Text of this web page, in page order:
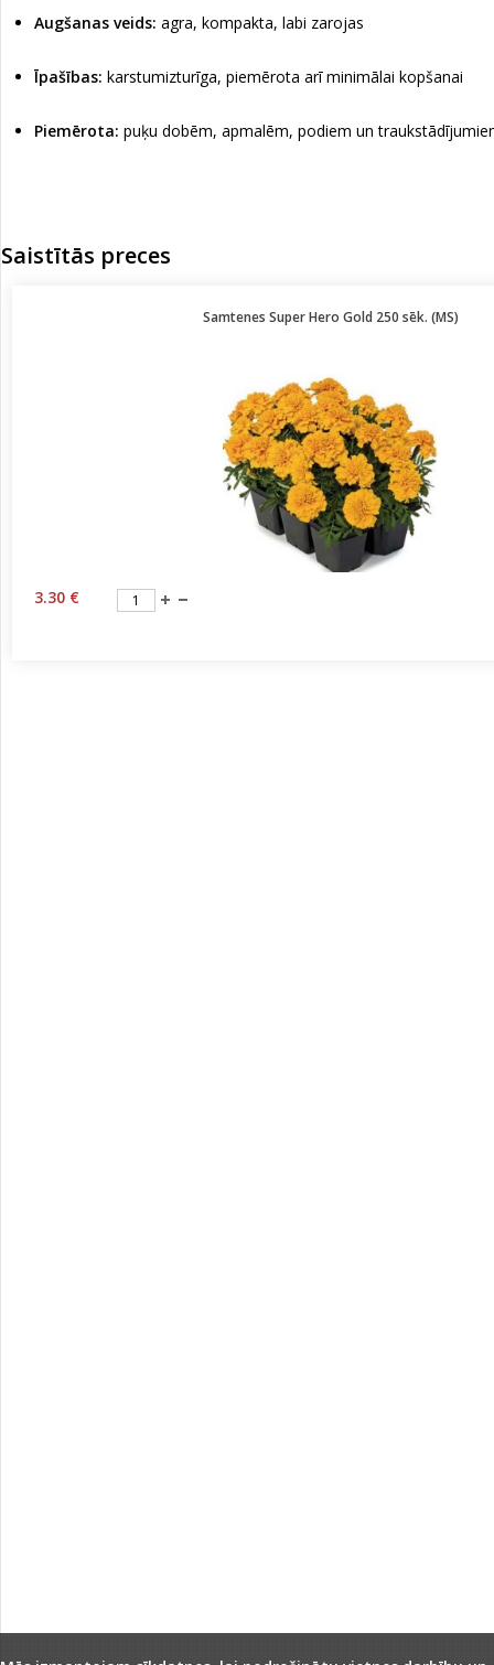
Augšanas veids: agra, kompakta, labi zarojas
Īpašības: karstumizturīga, piemērota arī minimālai kopšanai
Piemērota: puķu dobēm, apmalēm, podiem un
Saistītās preces
Samtenes Super Hero Gold 250 sēk. (MS)
3.30 €